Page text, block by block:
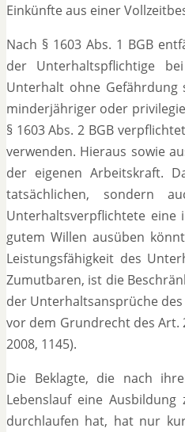
Einkünfte aus einer
Nach § 1603 Abs. 1 BGB
der Unterhaltspflichtige
Unterhalt ohne Gefährdung
minderjähriger oder
§ 1603 Abs. 2 BGB
verwenden. Hieraus sowie
der eigenen Arbeitskraft.
tatsächlichen, sondern
Unterhaltsverpflichtete eine
gutem Willen ausüben
Leistungsfähigkeit des
Zumutbaren, ist die
der Unterhaltsansprüche
vor dem Grundrecht des Art.
2008, 1145).
Die Beklagte, die nach
Lebenslauf eine
durchlaufen hat, hat nur